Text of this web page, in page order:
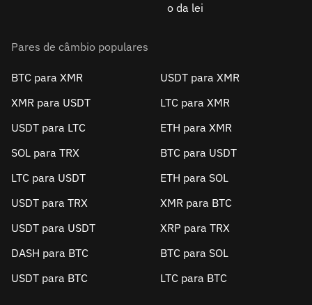
o da lei
Pares de câmbio populares
BTC para XMR
USDT para XMR
XMR para USDT
LTC para XMR
USDT para LTC
ETH para XMR
SOL para TRX
BTC para USDT
LTC para USDT
ETH para SOL
USDT para TRX
XMR para BTC
USDT para USDT
XRP para TRX
DASH para BTC
BTC para SOL
USDT para BTC
LTC para BTC